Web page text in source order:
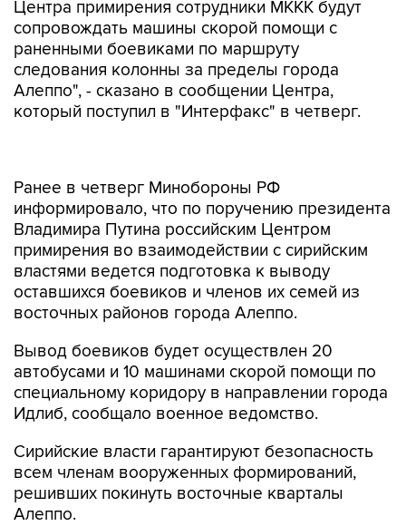
Центра примирения сотрудники МККК будут
сопровождать машины скорой помощи с
раненными боевиками по маршруту
следования колонны за пределы города
Алеппо", - сказано в сообщении Центра,
который поступил в "Интерфакс" в четверг.
Владимира Путина российским Центром
примирения во взаимодействии с сирийским
властями ведется подготовка к выводу
оставшихся боевиков и членов их семей из
восточных районов города Алеппо.
Вывод боевиков будет осуществлен 20
специальному коридору в направлении города
Идлиб, сообщало военное ведомство.
Сирийские власти гарантируют безопасность
решивших покинуть восточные кварталы
Алеппо.
Российский центр примирения ведет